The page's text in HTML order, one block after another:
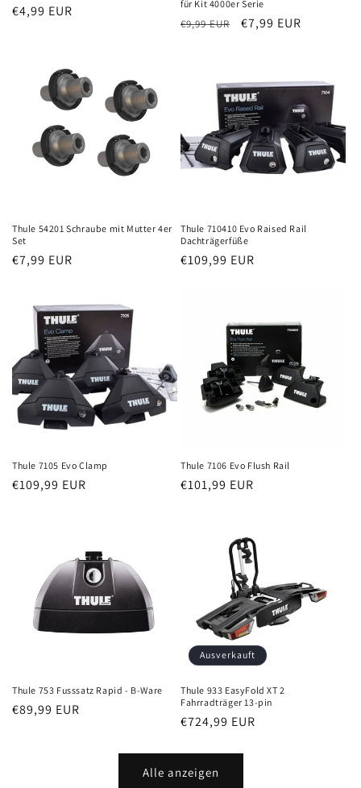
Normaler
€4,99 EUR
für Kit 4000er Serie
Normaler
€9,99 EUR Verkaufspreis
€7,99 EUR
Thule 54201 Schraube mit Mutter 4er
Set
Normaler
€7,99 EUR
Thule 710410 Evo Raised Rail
Dachträgerfüße
Normaler
€109,99 EUR
Thule 7105 Evo Clamp
Normaler
€109,99 EUR
Thule 7106 Evo Flush Rail
Normaler
€101,99 EUR
Thule 753 Fusssatz Rapid - B-Ware
Normaler
€89,99 EUR
Ausverkauft
Thule 933 EasyFold XT 2
Fahrradträger 13-pin
Normaler
€724,99 EUR
Alle anzeigen